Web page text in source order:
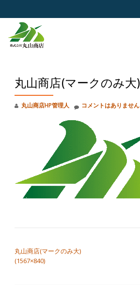
丸山商店(マークのみ大
丸山商店HP管理人 コメントはありません
丸山商店(マークのみ大)
(1567×840)